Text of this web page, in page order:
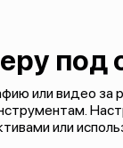
под
или видео за
или